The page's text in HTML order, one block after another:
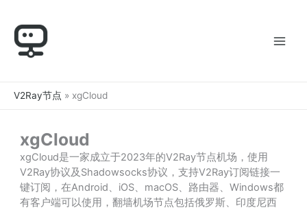
V2Ray节点 » xgCloud
xgCloud
xgCloud是一家成立于2023年的V2Ray节点机场，使用
V2Ray协议及Shadowsocks协议，支持V2Ray订阅链接一
键订阅，在Android、iOS、macOS、路由器、Windows都
有客户端可以使用，翻墙机场节点包括俄罗斯、印度尼西